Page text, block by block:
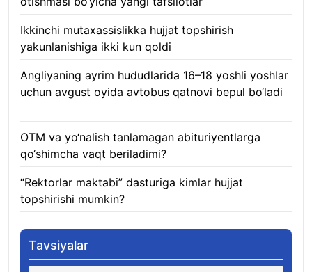
Ikkinchi mutaxassislikka hujjat topshirish
yakunlanishiga ikki kun qoldi
Angliyaning ayrim hududlarida 16–18 yoshli yoshlar
uchun avgust oyida avtobus qatnovi bepul bo‘ladi
OTM va yo‘nalish tanlamagan abituriyentlarga
qo‘shimcha vaqt beriladimi?
“Rektorlar maktabi” dasturiga kimlar hujjat
topshirishi mumkin?
Tavsiyalar